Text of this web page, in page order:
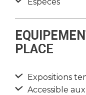
PLACE
Expositions
Accessible